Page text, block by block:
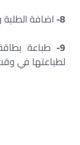
8- اضافة
9- طباعة
لطباعتها في